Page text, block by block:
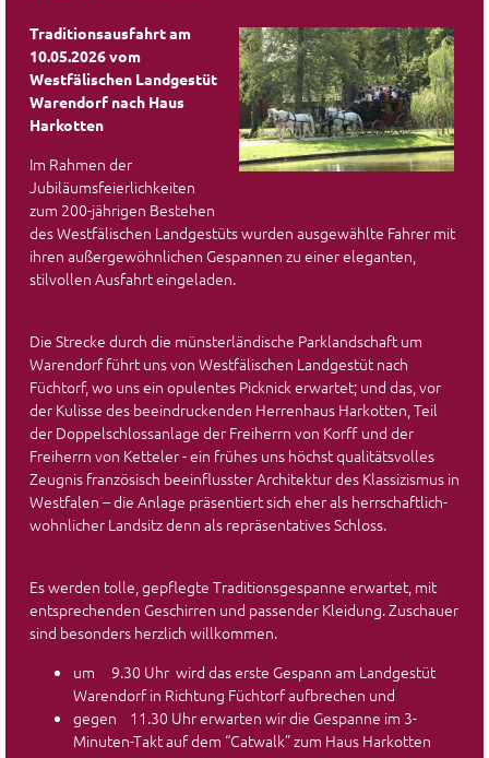
Traditionsausfahrt am
10.05.2026 vom
Westfälischen Landgestüt
Warendorf nach Haus
Harkotten
Im Rahmen der
Jubiläumsfeierlichkeiten
zum 200-jährigen Bestehen
des Westfälischen Landgestüts wurden ausgewählte Fahrer mit
ihren außergewöhnlichen Gespannen zu einer eleganten,
stilvollen Ausfahrt eingeladen.
Die Strecke durch die münsterländische Parklandschaft um
Warendorf führt uns von Westfälischen Landgestüt nach
Füchtorf, wo uns ein opulentes Picknick erwartet; und das, vor
der Kulisse des beeindruckenden Herrenhaus Harkotten, Teil
der Doppelschlossanlage der Freiherrn von Korff und der
Freiherrn von Ketteler - ein frühes uns höchst qualitätsvolles
Zeugnis französisch beeinflusster Architektur des Klassizismus in
Westfalen – die Anlage präsentiert sich eher als herrschaftlich-
wohnlicher Landsitz denn als repräsentatives Schloss.
Es werden tolle, gepflegte Traditionsgespanne erwartet, mit
entsprechenden Geschirren und passender Kleidung. Zuschauer
sind besonders herzlich willkommen.
um 9.30 Uhr wird das erste Gespann am Landgestüt
Warendorf in Richtung Füchtorf aufbrechen und
gegen 11.30 Uhr erwarten wir die Gespanne im 3-
Minuten-Takt auf dem “Catwalk” zum Haus Harkotten